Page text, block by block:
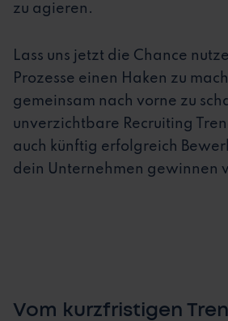
zu agieren.
Lass uns jetzt die Chance
Prozesse einen Haken zu
gemeinsam nach vorne zu
unverzichtbare Recruiting
auch künftig erfolgreich
dein Unternehmen gewinnen
Vom kurzfristigen